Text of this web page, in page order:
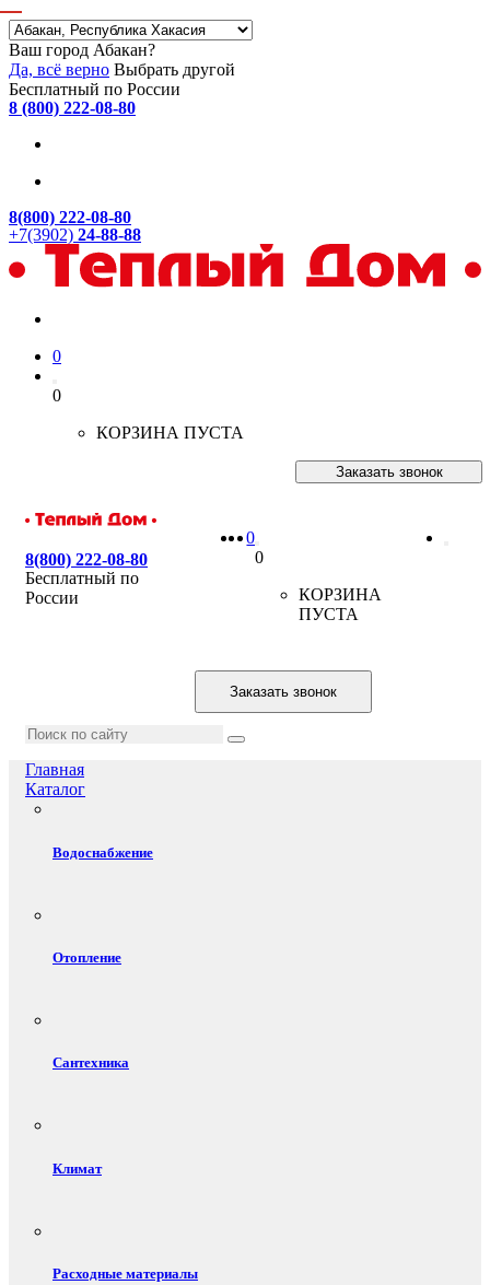
Ваш город Абакан?
Да, всё верно Выбрать другой
Бесплатный по России
8 (800) 222-08-80
8(800) 222-08-80
+7(3902) 24-88-88
0
0
КОРЗИНА ПУСТА
Заказать звонок
8(800) 222-08-80
Бесплатный по
России
0
0
КОРЗИНА
ПУСТА
Заказать звонок
Главная
Каталог
Водоснабжение
Отопление
Сантехника
Климат
Расходные материалы